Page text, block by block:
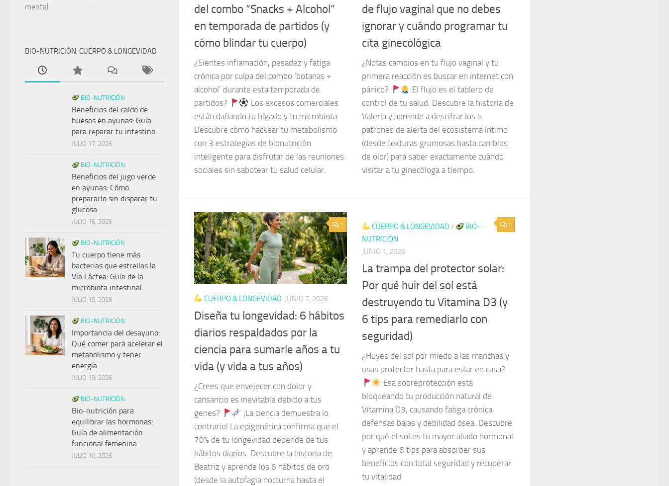
del combo “Snacks + Alcohol”
en temporada de partidos (y
cómo blindar tu cuerpo)
¿Sientes inflamación, pesadez y fatiga
crónica por culpa del combo ‘botanas +
alcohol’ durante esta temporada de
partidos?
Los excesos comerciales
están dañando tu hígado y tu microbiota.
Descubre cómo hackear tu metabolismo
con 3 estrategias de bionutrición
inteligente para disfrutar de las reuniones
sociales sin sabotear tu salud celular.
de flujo vaginal que no debes
ignorar y cuándo programar tu
cita ginecológica
¿Notas cambios en tu flujo vaginal y tu
primera reacción es buscar en internet con
pánico?
El flujo es el tablero de
control de tu salud. Descubre la historia de
Valeria y aprende a descifrar los 5
patrones de alerta del ecosistema íntimo
(desde texturas grumosas hasta cambios
de olor) para saber exactamente cuándo
visitar a tu ginecóloga a tiempo.
1
CUERPO & LONGEVIDAD JUNIO 7, 2026
Diseña tu longevidad: 6 hábitos
diarios respaldados por la
ciencia para sumarle años a tu
vida (y vida a tus años)
¿Crees que envejecer con dolor y
cansancio es inevitable debido a tus
genes?
¡La ciencia demuestra lo
contrario! La epigenética confirma que el
70% de tu longevidad depende de tus
hábitos diarios. Descubre la historia de
Beatriz y aprende los 6 hábitos de oro
(desde la autofagia nocturna hasta el
1
CUERPO & LONGEVIDAD /
BIO-
NUTRICIÓN
JUNIO 1, 2026
La trampa del protector solar:
Por qué huir del sol está
destruyendo tu Vitamina D3 (y
6 tips para remediarlo con
seguridad)
¿Huyes del sol por miedo a las manchas y
usas protector hasta para estar en casa?
Esa sobreprotección está
bloqueando tu producción natural de
Vitamina D3, causando fatiga crónica,
defensas bajas y debilidad ósea. Descubre
por qué el sol es tu mayor aliado hormonal
y aprende 6 tips para absorber sus
beneficios con total seguridad y recuperar
tu vitalidad
mental
BIO-NUTRICIÓN, CUERPO & LONGEVIDAD
BIO-NUTRICIÓN
Beneficios del caldo de
huesos en ayunas: Guía
para reparar tu intestino
JULIO 17, 2026
BIO-NUTRICIÓN
Beneficios del jugo verde
en ayunas: Cómo
prepararlo sin disparar tu
glucosa
JULIO 16, 2026
BIO-NUTRICIÓN
Tu cuerpo tiene más
bacterias que estrellas la
Vía Láctea: Guía de la
microbiota intestinal
JULIO 15, 2026
BIO-NUTRICIÓN
Importancia del desayuno:
Qué comer para acelerar el
metabolismo y tener
energía
JULIO 13, 2026
BIO-NUTRICIÓN
Bio-nutrición para
equilibrar las hormonas:
Guía de alimentación
funcional femenina
JULIO 10, 2026